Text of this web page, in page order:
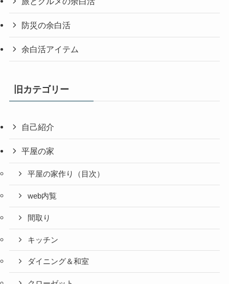
防災の余白活
余白活アイテム
旧カテゴリー
自己紹介
平屋の家
平屋の家作り（目次）
web内覧
間取り
キッチン
ダイニング＆和室